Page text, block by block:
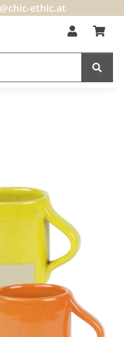
ethic.at